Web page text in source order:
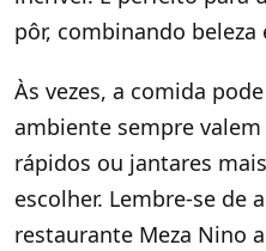
pôr, combinando beleza
Às vezes, a comida
ambiente sempre valem
rápidos ou jantares
escolher. Lembre-se de
restaurante Meza Nino